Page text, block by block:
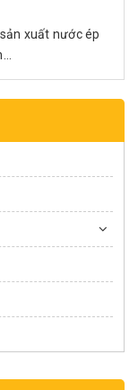
xuất nước ép